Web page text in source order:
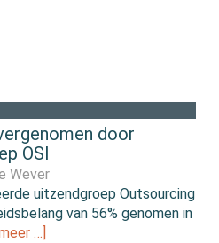
door
OSI
Wever
uitzendgroep Outsourcing
van 56% genomen in
…]